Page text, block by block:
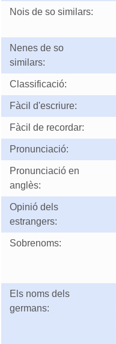
Nois de so similars:
Nenes de so
similars:
Classificació:
Fàcil d'escriure:
Fàcil de recordar:
Pronunciació:
Pronunciació en
anglès:
Opinió dels
estrangers:
Sobrenoms:
Els noms dels
germans: